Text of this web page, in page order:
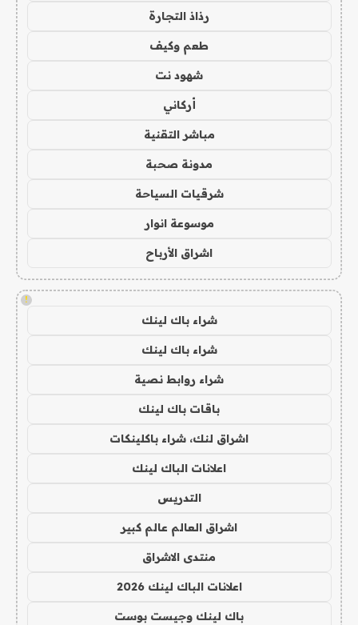
رذاذ التجارة
طعم وكيف
شهود نت
أركاني
مباشر التقنية
مدونة صحبة
شرقيات السياحة
موسوعة انوار
اشراق الأرباح
!
شراء باك لينك
شراء باك لينك
شراء روابط نصية
باقات باك لينك
اشراق لنك، شراء باكلينكات
اعلانات الباك لينك
التدريس
اشراق العالم عالم كبير
منتدى الاشراق
اعلانات الباك لينك 2026
باك لينك وجيست بوست